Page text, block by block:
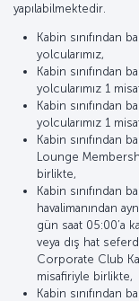
yapılabilmektedir.
Kabin sınıfından
yolcularımız,
Kabin sınıfından
yolcularımız 1
Kabin sınıfından
yolcularımız 1
Kabin sınıfından
Lounge
birlikte,
Kabin sınıfından
havalimanından
gün saat 05:00’a
veya dış hat
Corporate Club
misafiriyle birlikte,
Kabin sınıfından